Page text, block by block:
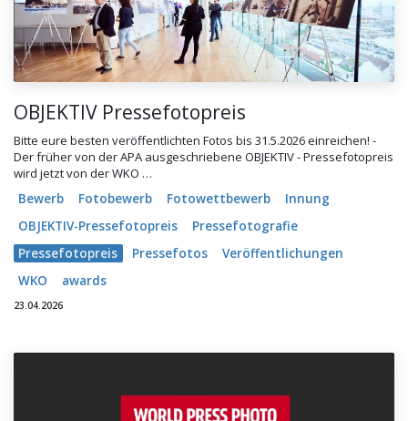
OBJEKTIV Pressefotopreis
Bitte eure besten veröffentlichten Fotos bis 31.5.2026 einreichen! -
Der früher von der APA ausgeschriebene OBJEKTIV - Pressefotopreis
wird jetzt von der WKO …
Bewerb
Fotobewerb Fotowettbewerb
Innung
OBJEKTIV-Pressefotopreis
Pressefotografie
Pressefotopreis
Pressefotos
Veröffentlichungen
WKO
awards
23.04.2026